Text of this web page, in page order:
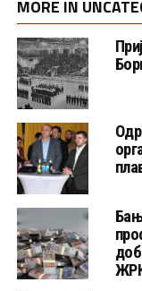
MORE IN